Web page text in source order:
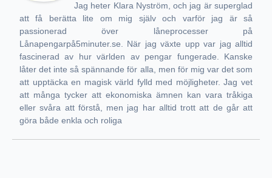
Jag heter Klara Nyström, och jag är superglad
att få berätta lite om mig själv och varför jag är så
passionerad över låneprocesser på
Lånapengarpå5minuter.se. När jag växte upp var jag alltid
fascinerad av hur världen av pengar fungerade. Kanske
låter det inte så spännande för alla, men för mig var det som
att upptäcka en magisk värld fylld med möjligheter. Jag vet
att många tycker att ekonomiska ämnen kan vara tråkiga
eller svåra att förstå, men jag har alltid trott att de går att
göra både enkla och roliga